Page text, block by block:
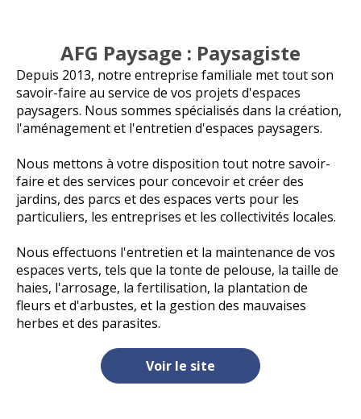
AFG Paysage : Paysagiste
Depuis 2013, notre entreprise familiale met tout son
savoir-faire au service de vos projets d'espaces
paysagers. Nous sommes spécialisés dans la création,
l'aménagement et l'entretien d'espaces paysagers.
Nous mettons à votre disposition tout notre savoir-
faire et des services pour concevoir et créer des
jardins, des parcs et des espaces verts pour les
particuliers, les entreprises et les collectivités locales.
Nous effectuons l'entretien et la maintenance de vos
espaces verts, tels que la tonte de pelouse, la taille de
haies, l'arrosage, la fertilisation, la plantation de
fleurs et d'arbustes, et la gestion des mauvaises
herbes et des parasites.
Voir le site